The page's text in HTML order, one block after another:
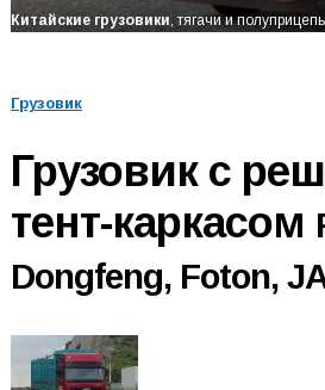
Китайские грузовики, тягачи и
Грузовик
Грузовик с
тент-каркасом
Dongfeng, Foton,